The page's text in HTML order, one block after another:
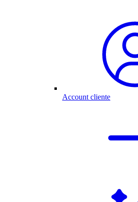
Account cliente